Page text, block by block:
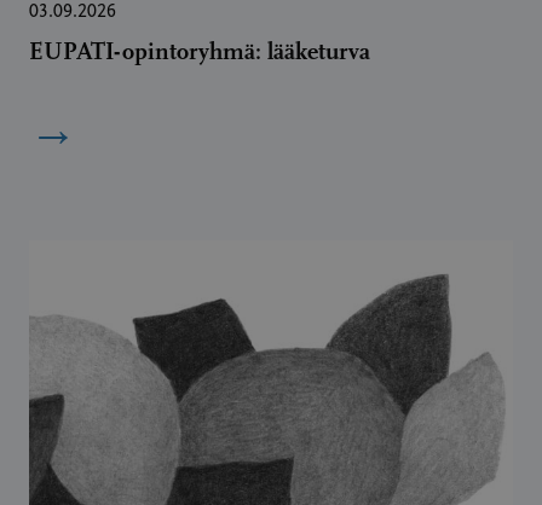
03.09.2026
EUPATI-opintoryhmä: lääketurva
→